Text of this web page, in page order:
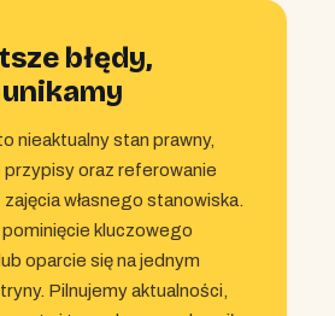
błędy,
nieaktualny stan prawny,
przypisy oraz referowanie
własnego stanowiska.
kluczowego
oparcie się na jednym
Pilnujemy aktualności,